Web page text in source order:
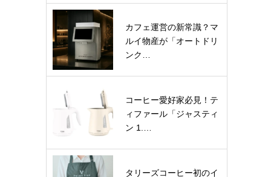
カフェ運営の新常識？マ
ルイ物産が「オートドリ
ンク…
コーヒー愛好家必見！テ
ィファール「ジャスティ
ン 1.…
タリーズコーヒー初のイ